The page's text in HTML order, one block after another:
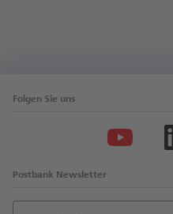
Folgen Sie uns
Postbank Newsletter